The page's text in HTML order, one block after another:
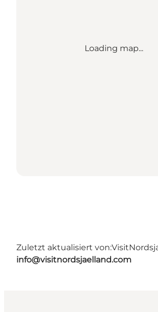
Loading map...
Zuletzt aktualisiert von:
info@visitnordsjaelland.com